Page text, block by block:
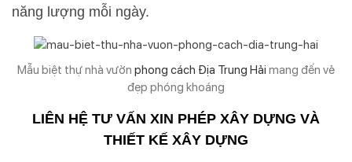
năng lượng mỗi ngày.
Mẫu biệt thự nhà vườn phong cách Địa Trung Hải mang đến vẻ
đẹp phóng khoáng
LIÊN HỆ TƯ VẤN XIN PHÉP XÂY DỰNG VÀ
THIẾT KẾ XÂY DỰNG